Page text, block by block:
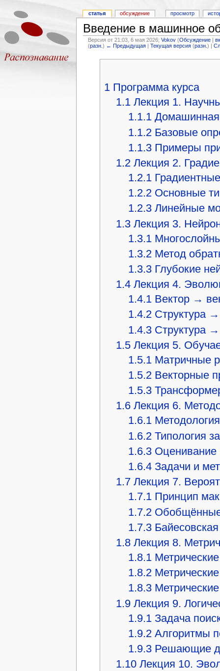
Введение в машинное
Версия от 21:03, 6 мая 2026;Vokov (Обсуждение |
(разн.) ← Предыдущая |Текущая версия (разн.) |
1 Программа курса
1.1 Лекция 1.
1.1.1 Домашинная
1.1.2 Базовые
1.1.3 Примеры
1.2 Лекция 2.
1.2.1
1.2.2 Основные
1.2.3 Линейные
1.3 Лекция 3.
1.3.1
1.3.2 Метод
1.3.3 Глубокие
1.4 Лекция 4.
1.4.1 Вектор →
1.4.2 Структура
1.4.3 Структура
1.5 Лекция 5.
1.5.1 Матричные
1.5.2 Векторные
1.5.3
1.6 Лекция 6.
1.6.1
1.6.2 Типология
1.6.3 Оценивание
1.6.4 Задачи и
1.7 Лекция 7.
1.7.1 Принцип
1.7.2 Обобщённые
1.7.3
1.8 Лекция 8.
1.8.1
1.8.2
1.8.3
1.9 Лекция 9.
1.9.1 Задача
1.9.2 Алгоритмы
1.9.3 Решающие
1.10 Лекция 10.
статья обсуждение просмотр